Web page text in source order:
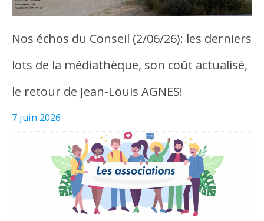
Nos échos du Conseil (2/06/26): les derniers
lots de la médiathèque, son coût actualisé,
le retour de Jean-Louis AGNES!
7 juin 2026